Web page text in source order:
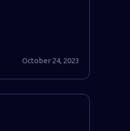
October 24, 2023